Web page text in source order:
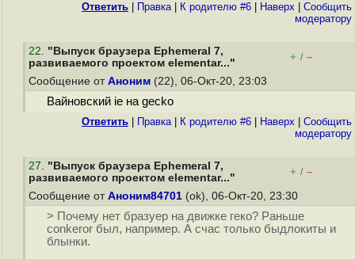
Ответить Правка| К родителю #6 Наверх
Cообщить
модератору
22. "Выпуск браузера Ephemeral 7,
развиваемого проектом elementar..."
+ / –
Сообщение от Аноним (22), 06-Окт-20, 23:03
Вайновский ie на gecko
Ответить Правка| К родителю #6 Наверх
Cообщить
модератору
27. "Выпуск браузера Ephemeral 7,
развиваемого проектом elementar..."
+ / –
Сообщение от Аноним84701 (ok), 06-Окт-20, 23:30
> Почему нет бразуер на движке геко? Раньше
conkeror был, например. А счас только быдлокиты и
блынки.